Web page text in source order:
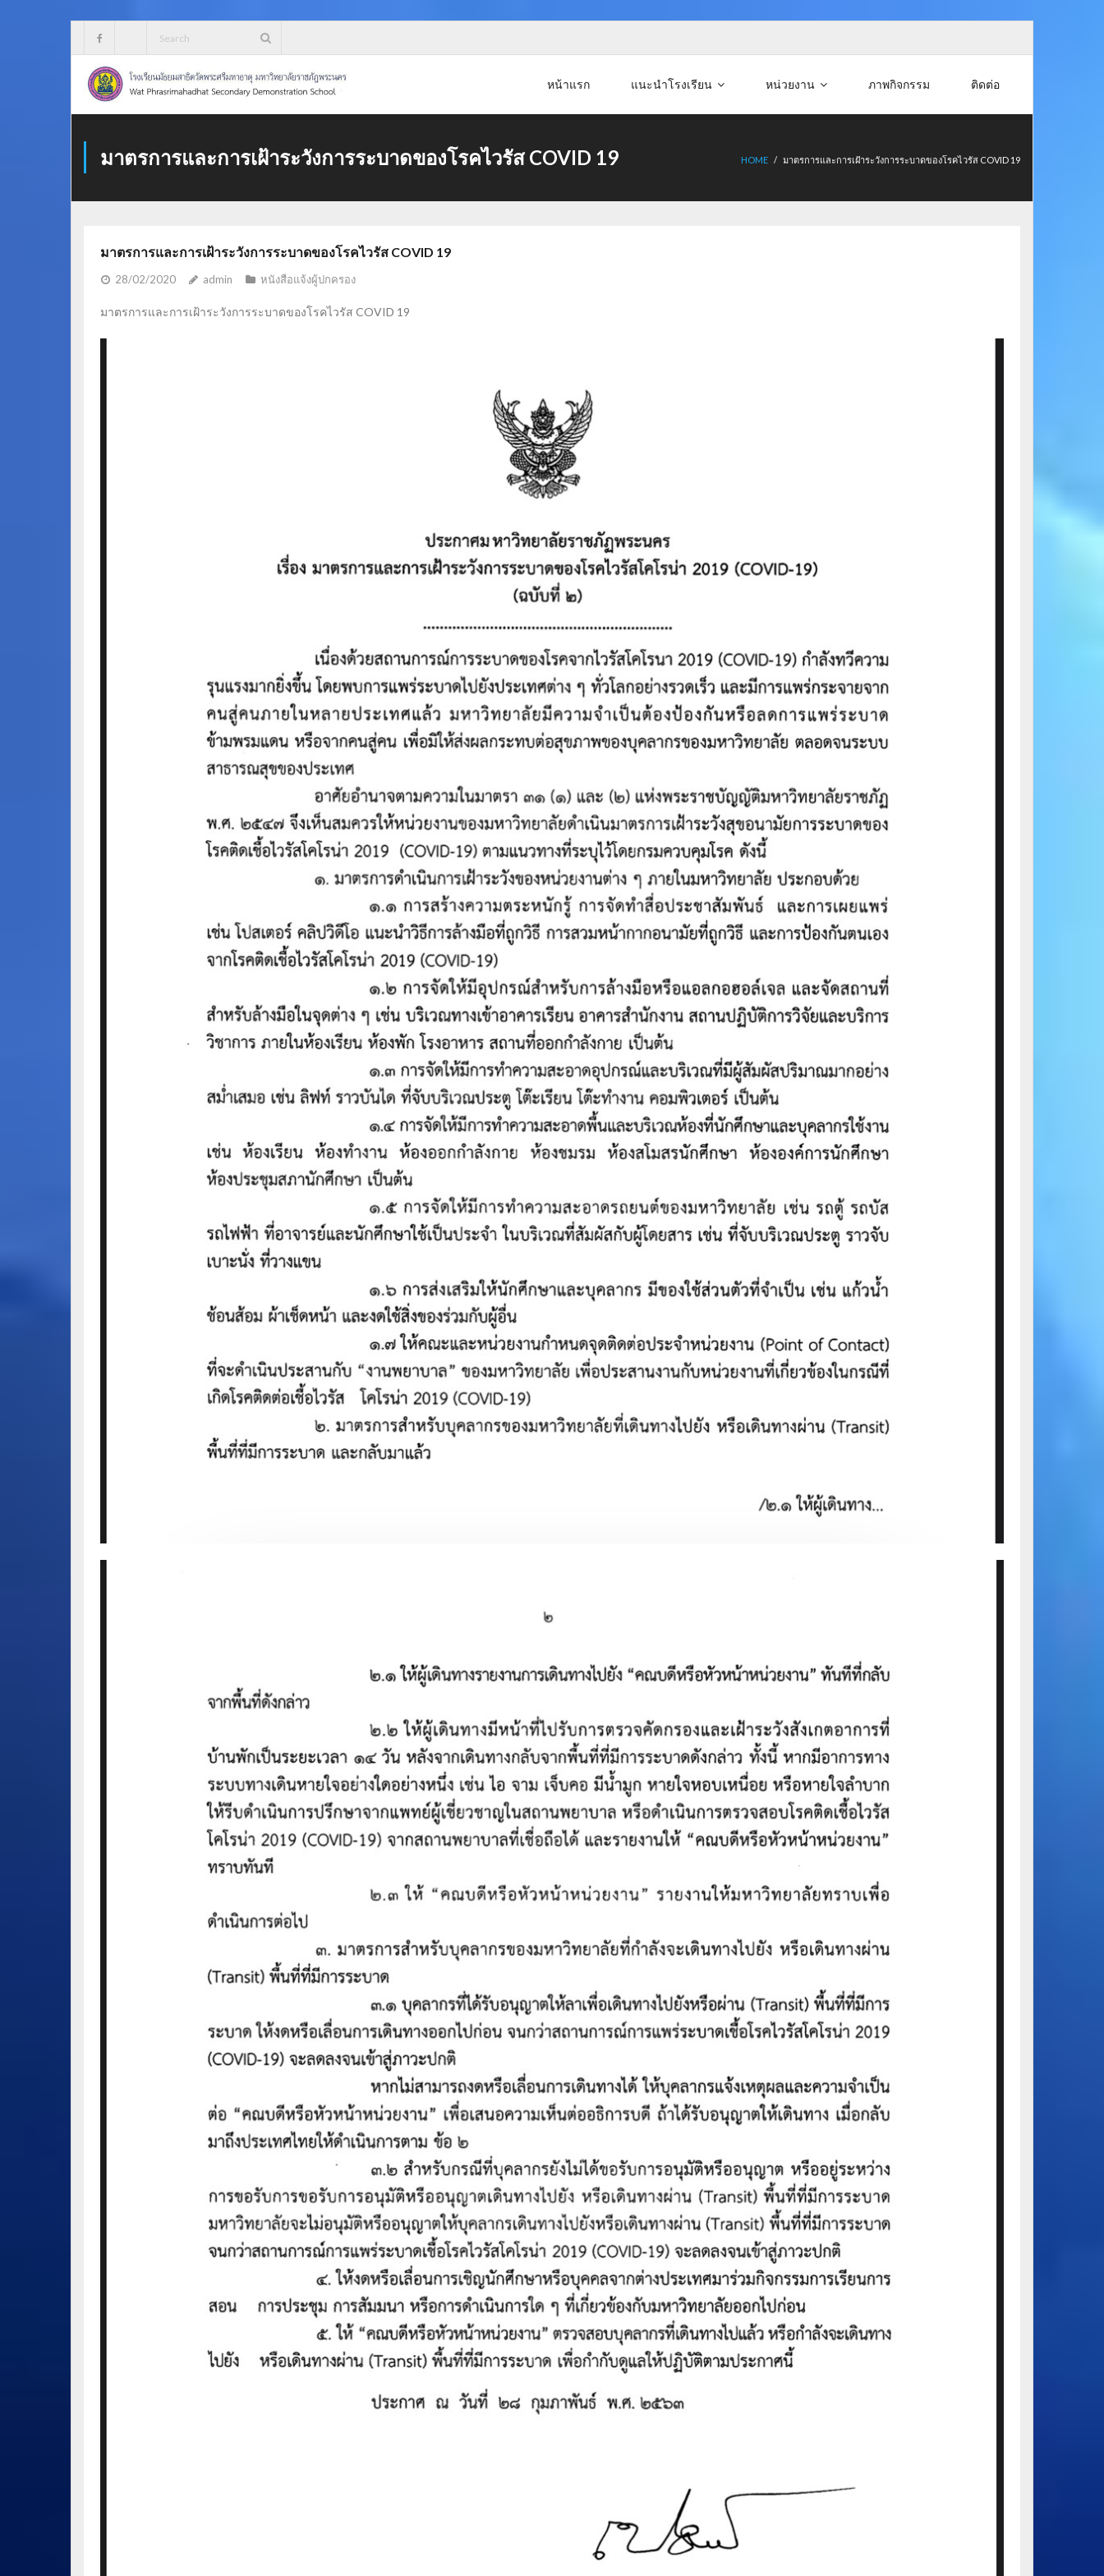
content
หน้าแรก
แนะนำโรงเรียน หน่วยงาน ภาพกิจกรรม ติดต่อ
HOME / มาตรการและการเฝ้าระวังการระบาดของโรคไวรัส COVID 19
มาตรการและการเฝ้าระวังการระบาดของโรคไวรัส COVID 19
มาตรการและการเฝ้าระวังการระบาดของโรคไวรัส COVID 19
28/02/2020 admin หนังสือแจ้งผู้ปกครอง
มาตรการและการเฝ้าระวังการระบาดของโรคไวรัส COVID 19